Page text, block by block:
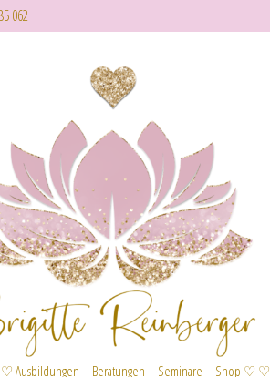
062
– Beratungen – Seminare – Shop ♡ ♡